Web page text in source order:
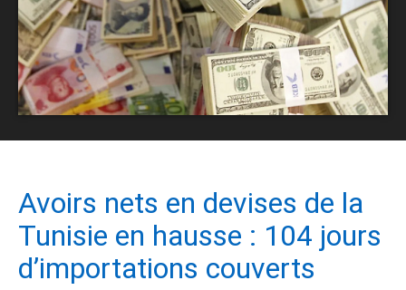
Avoirs nets en devises de la
Tunisie en hausse : 104 jours
d’importations couverts